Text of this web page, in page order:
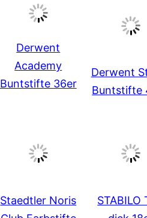
Derwent
Academy
Buntstifte 36er
Derwent
Buntstifte
Staedtler Noris
STABILO